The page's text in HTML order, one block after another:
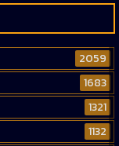
2059
1683
1321
1132